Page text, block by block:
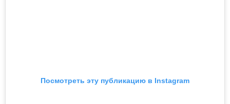
Посмотреть эту публикацию в Instagram